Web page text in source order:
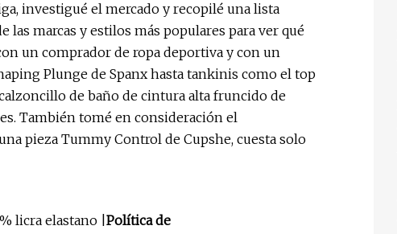
investigué el mercado y recopilé una lista
marcas y estilos más populares para ver qué
un comprador de ropa deportiva y con un
Plunge de Spanx hasta tankinis como el top
de baño de cintura alta fruncido de
También tomé en consideración el
pieza Tummy Control de Cupshe, cuesta solo
licra elastano | Política de